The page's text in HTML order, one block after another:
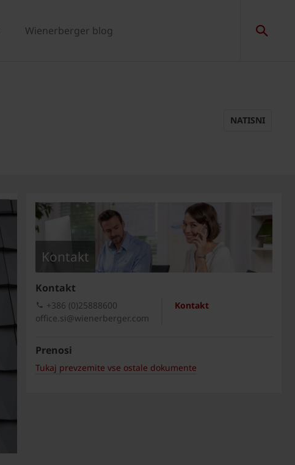
Wienerberger blog
NATISNI
Kontakt
Kontakt
Kontakt
+386 (0)25888600
office.si@wienerberger.com
Prenosi
Tukaj prevzemite vse ostale dokumente